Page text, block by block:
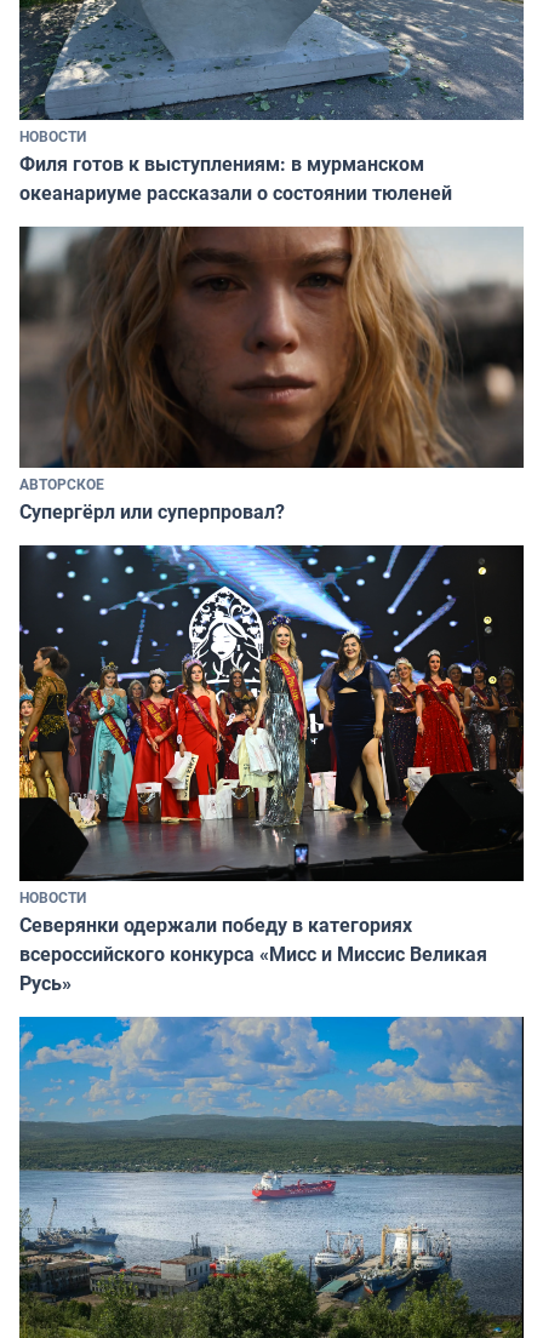
НОВОСТИ
Филя готов к выступлениям: в мурманском
океанариуме рассказали о состоянии тюленей
АВТОРСКОЕ
Супергёрл или суперпровал?
НОВОСТИ
Северянки одержали победу в категориях
всероссийского конкурса «Мисс и Миссис Великая
Русь»